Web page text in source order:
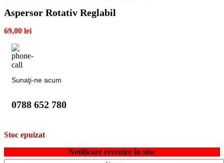
Aspersor Rotativ Reglabil
69,00 lei
Sunaţi-ne acum
0788 652 780
Stoc epuizat
Notificare revenire în stoc